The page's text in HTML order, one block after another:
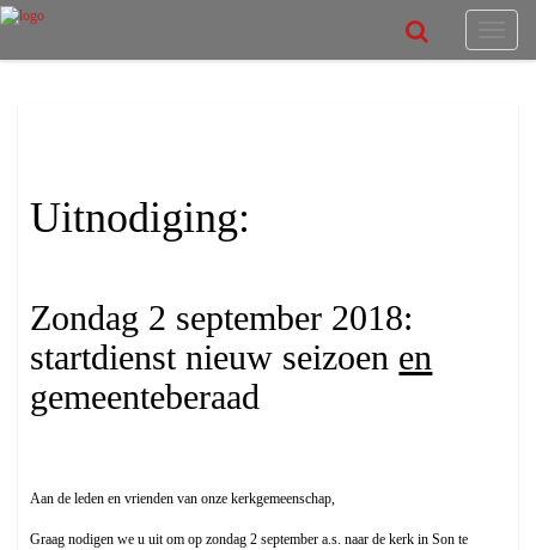
Uitnodiging:
Zondag 2 september 2018:
startdienst nieuw seizoen en
gemeenteberaad
Aan de leden en vrienden van onze kerkgemeenschap,
Graag nodigen we u uit om op zondag 2 september a.s. naar de kerk in Son te